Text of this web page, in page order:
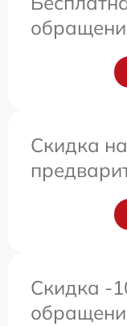
Скидка
Скидка -